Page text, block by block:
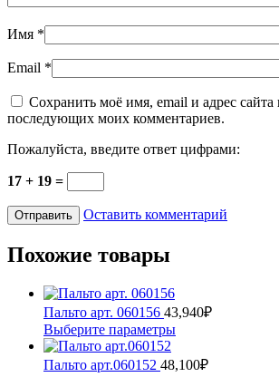
Имя *
Email *
Сохранить моё имя, email и адрес сайта
последующих моих комментариев.
Пожалуйста, введите ответ цифрами:
17 + 19 =
Оставить комментарий
Похожие товары
Пальто арт. 060156 43,940₽
Выберите параметрыЭтот
имеет
Пальто арт.060152 48,100₽